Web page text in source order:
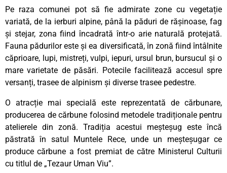
Pe raza comunei pot să fie admirate zone cu vegetație
variată, de la ierburi alpine, până la păduri de rășinoase, fag
și stejar, zona fiind încadrată într-o arie naturală protejată.
Fauna pădurilor este și ea diversificată, în zonă fiind întâlnite
căprioare, lupi, mistreți, vulpi, iepuri, ursul brun, bursucul și o
mare varietate de păsări. Potecile facilitează accesul spre
versanți, trasee de alpinism și diverse trasee pedestre.
O atracție mai specială este reprezentată de cărbunare,
producerea de cărbune folosind metodele tradiționale pentru
atelierele din zonă. Tradiția acestui meșteșug este încă
păstrată în satul Muntele Rece, unde un meșteșugar ce
produce cărbune a fost premiat de către Ministerul Culturii
cu titlul de „Tezaur Uman Viu”.